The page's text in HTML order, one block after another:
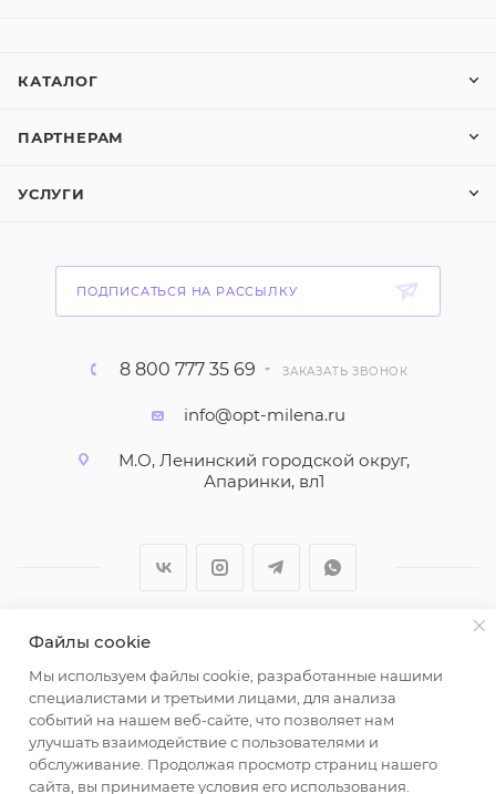
КАТАЛОГ
ПАРТНЕРАМ
УСЛУГИ
ПОДПИСАТЬСЯ НА РАССЫЛКУ
8 800 777 35 69 ЗАКАЗАТЬ ЗВОНОК
info@opt-milena.ru
М.О, Ленинский городской округ,
Апаринки, вл1
2026 © ООО "Вайт Текстиль групп"
Любая информация на сайте носит справочный
характер и не является публичной офертой
определяемой положениями пункта 2 статьи 437
Гражданского кодекса Российской Федерации.
Использование любых материалов, опубликованных
Файлы cookie
Мы используем файлы cookie, разработанные нашими
специалистами и третьими лицами, для анализа
событий на нашем веб-сайте, что позволяет нам
улучшать взаимодействие с пользователями и
обслуживание. Продолжая просмотр страниц нашего
сайта, вы принимаете условия его использования.